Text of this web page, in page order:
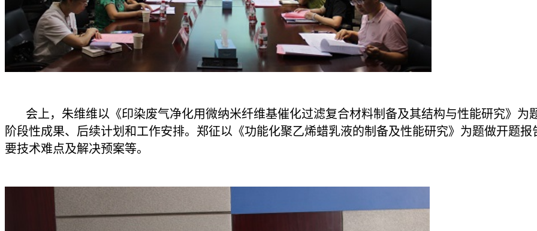
会上，朱维维以《印染废气净化用微纳米纤维基催化过滤复合材料制备及其结构与性能研究》为
阶段性成果、后续计划和工作安排。郑征以《功能化聚乙烯蜡乳液的制备及性能研究》为题做开题
要技术难点及解决预案等。